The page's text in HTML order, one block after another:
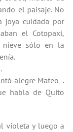
el paisaje. No
joya cuidada por
el Cotopaxi,
nieve sólo en la
alegre Mateo -.
habla de Quito
violeta y luego a